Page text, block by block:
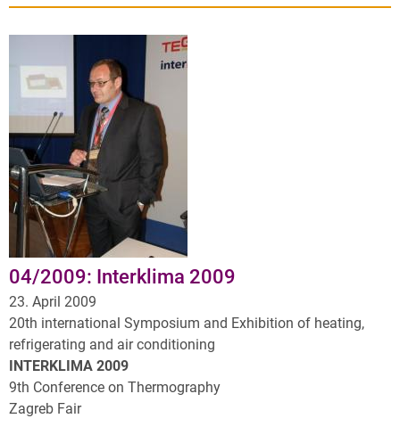
04/2009: Interklima 2009
23. April 2009
20th international Symposium and Exhibition of heating,
refrigerating and air conditioning
INTERKLIMA 2009
9th Conference on Thermography
Zagreb Fair